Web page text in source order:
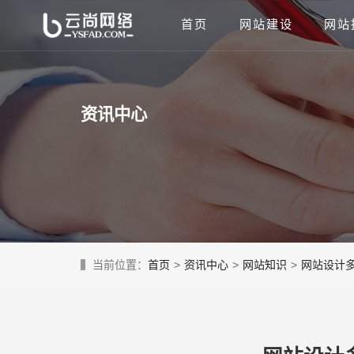
首页 网站建设 网站
资讯中心
当前位置： 首页 > 资讯中心 > 网站知识 > 网站设计